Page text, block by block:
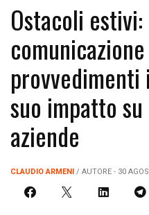
Ostacoli
suo impatto
aziende
CLAUDIO ARMENI / AUTORE - 30